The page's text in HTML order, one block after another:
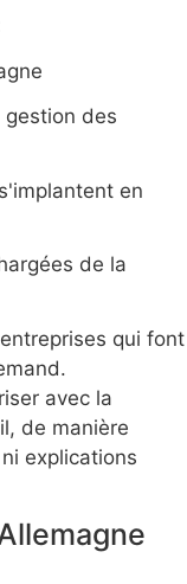
gestion des
en
de la
qui font
avec la
de manière
explications